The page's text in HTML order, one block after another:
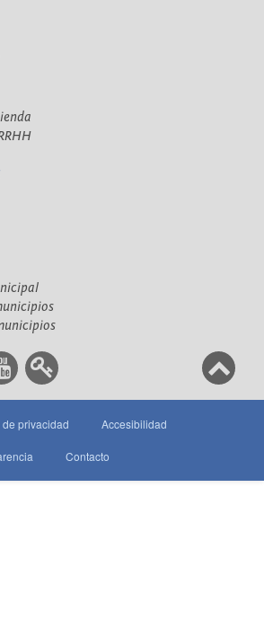
de privacidad Accesibilidad
Contacto